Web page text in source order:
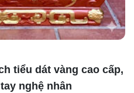
tiểu dát vàng cao cấp,
nghệ nhân